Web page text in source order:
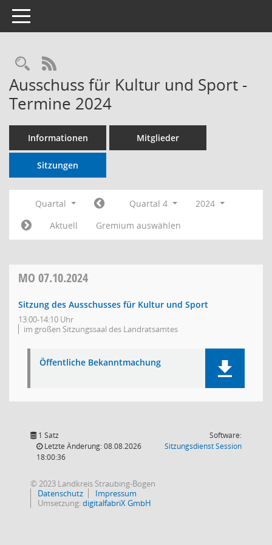
Toggle navigation
RSS-Feed
Ausschuss für Kultur und Sport -
Termine 2024
Informationen Mitglieder
Sitzungen
Quartal Quartal 4
2024
Aktuell
Gremium auswählen
MO 07.10.2024
Sitzung des Ausschusses für Kultur und Sport
13:00-14:10 Uhr
im großen Sitzungssaal des Landratsamtes
Öffentliche Bekanntmachung
1 Satz
Letzte Änderung: 08.08.2026
18:00:36
Software:
SitzungsdienstSession(Wird in
© 2023 Landkreis Straubing-Bogen
Datenschutz
Impressum
Umsetzung:digitalfabriX GmbH